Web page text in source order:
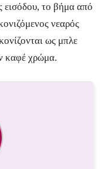
εισόδου, το βήμα από
νεαρός
ως μπλε
καφέ χρώμα.